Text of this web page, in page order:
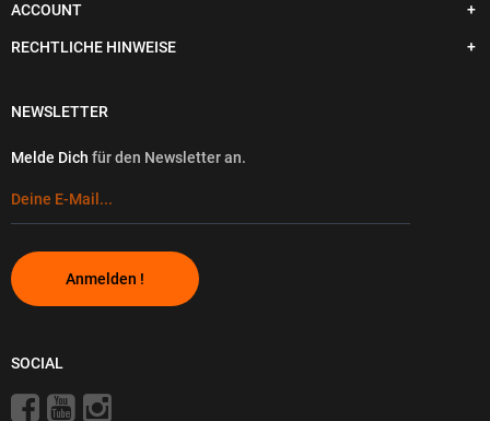
ACCOUNT
RECHTLICHE HINWEISE
NEWSLETTER
Melde Dich für den Newsletter an.
Anmelden !
SOCIAL